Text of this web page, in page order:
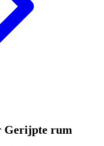
Gerijpte rum